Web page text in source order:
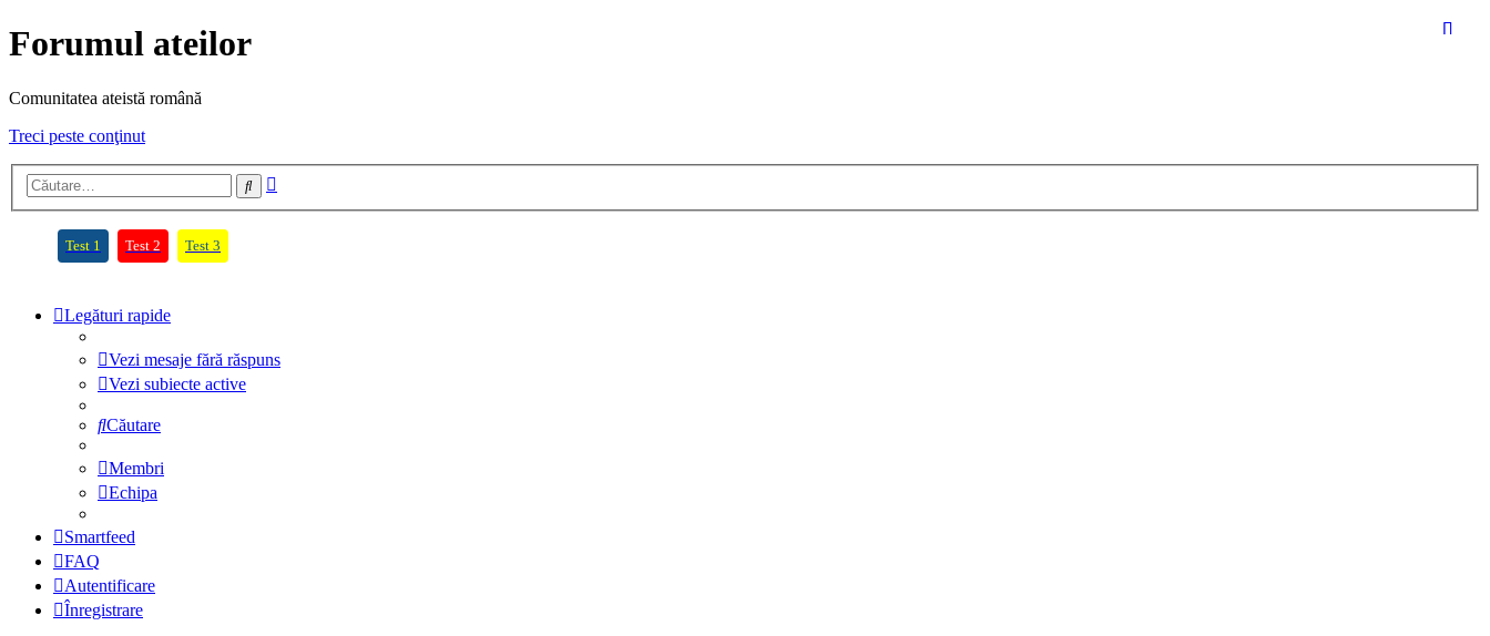
Forumul ateilor
Comunitatea ateistă română
Treci peste conţinut
Căutare
Test 1 (Opens a new tab)
Test 2 (Opens a new tab)
Test 3
Legături rapide
Vezi mesaje fără răspuns
Vezi subiecte active
Căutare
Membri
Echipa
Smartfeed
FAQ
Autentificare
Înregistrare